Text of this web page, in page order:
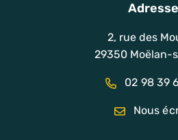
Adresse
2, rue des
29350 Moëlan-
02 98 39
Nous